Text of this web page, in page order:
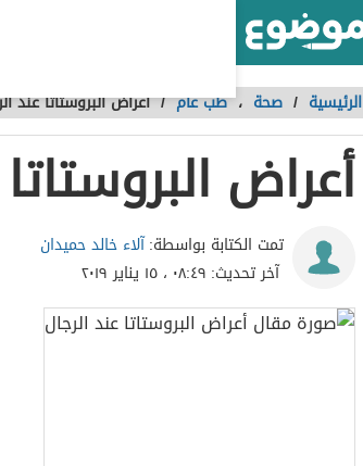
الرئيسية / صحة ،طب عام /أعراض البروستاتا عند
أعراض
تمت الكتابة بواسطة:آلاء خالد حميدان
آخر تحديث: ٠٨:٤٩ ، ١٥ يناير ٢٠١٩